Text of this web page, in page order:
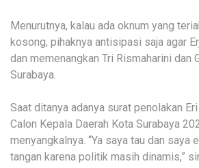
Menurutnya, kalau ada oknum yang
kosong, pihaknya antisipasi saja agar
dan memenangkan Tri Rismaharini dan
Surabaya.
Saat ditanya adanya surat penolakan
Calon Kepala Daerah Kota Surabaya
menyangkalnya. “Ya saya tau dan saya
tangan karena politik masih dinamis,”